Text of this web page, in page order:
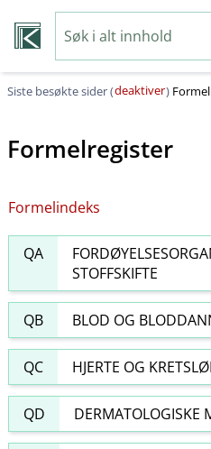
Siste besøkte sider (deaktiver)
Formelregister
Formelindeks
QA
STOFFSKIFTE
QB BLOD OG
QC HJERTE OG
QD DERMATOLOGISKE